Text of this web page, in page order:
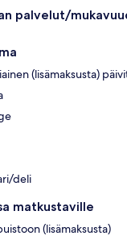
palvelut/
(lisämaksusta)
deli
matkustaville
(lisämaksusta)